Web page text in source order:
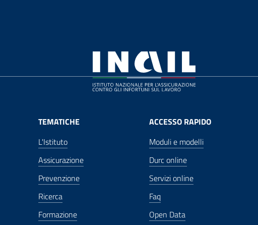
TEMATICHE
L'Istituto
Assicurazione
Prevenzione
Ricerca
Formazione
ACCESSO RAPIDO
Moduli e modelli
Durc online
Servizi online
Faq
Open Data